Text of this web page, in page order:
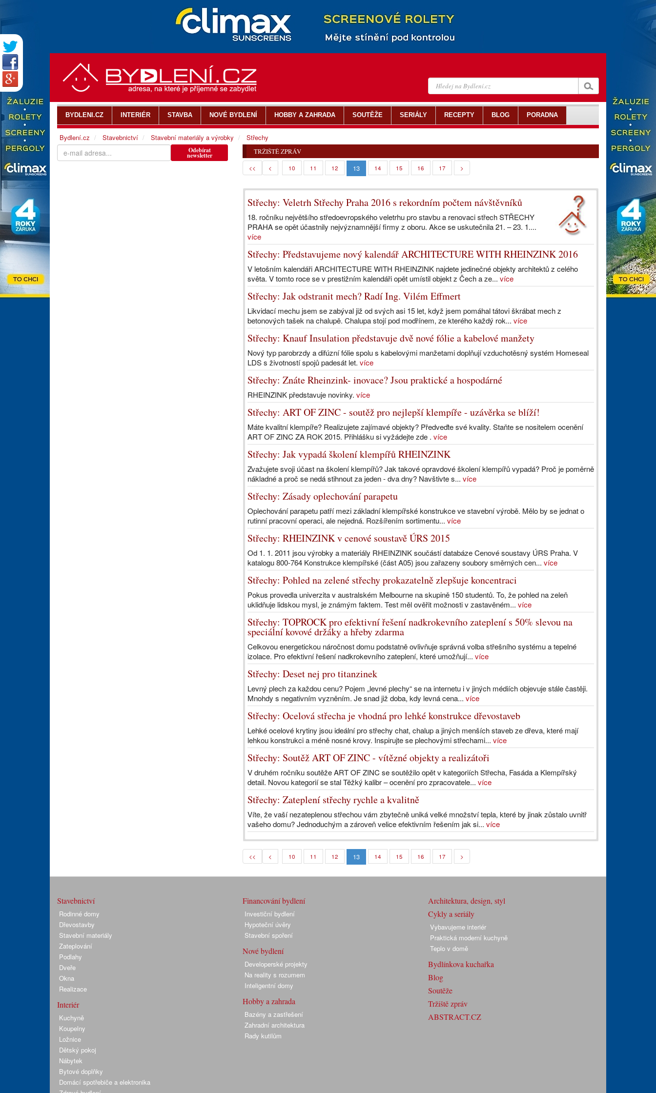
TRŽIŠTĚ ZPRÁV
<< < 10 11 12 13 14 15 16 17 >
Střechy: Veletrh Střechy Praha 2016 s rekordním počtem návštěvníků
18. ročníku největšího středoevropského veletrhu pro stavbu a renovaci střech STŘECHY
PRAHA se opět účastnily nejvýznamnější firmy z oboru. Akce se uskutečnila 21. – 23. 1....
více
Střechy: Představujeme nový kalendář ARCHITECTURE WITH RHEINZINK 2016
V letošním kalendáři ARCHITECTURE WITH RHEINZINK najdete jedinečné objekty architektů z celého
světa. V tomto roce se v prestižním kalendáři opět umístil objekt z Čech a ze... více
Střechy: Jak odstranit mech? Radí Ing. Vilém Effmert
Likvidací mechu jsem se zabýval již od svých asi 15 let, když jsem pomáhal tátovi škrábat mech z
betonových tašek na chalupě. Chalupa stojí pod modřínem, ze kterého každý rok... více
Střechy: Knauf Insulation představuje dvě nové fólie a kabelové manžety
Nový typ parobrzdy a difúzní fólie spolu s kabelovými manžetami doplňují vzduchotěsný systém Homeseal
LDS s životností spojů padesát let. více
Střechy: Znáte Rheinzink- inovace? Jsou praktické a hospodárné
RHEINZINK představuje novinky. více
Střechy: ART OF ZINC - soutěž pro nejlepší klempíře - uzávěrka se blíží!
Máte kvalitní klempíře? Realizujete zajímavé objekty? Předveďte své kvality. Staňte se nositelem ocenění
ART OF ZINC ZA ROK 2015. Přihlášku si vyžádejte zde . více
Střechy: Jak vypadá školení klempířů RHEINZINK
Zvažujete svoji účast na školení klempířů? Jak takové opravdové školení klempířů vypadá? Proč je poměrně
nákladné a proč se nedá stihnout za jeden - dva dny? Navštivte s... více
Střechy: Zásady oplechování parapetu
Oplechování parapetu patří mezi základní klempířské konstrukce ve stavební výrobě. Mělo by se jednat o
rutinní pracovní operaci, ale nejedná. Rozšířením sortimentu... více
Střechy: RHEINZINK v cenové soustavě ÚRS 2015
Od 1. 1. 2011 jsou výrobky a materiály RHEINZINK součástí databáze Cenové soustavy ÚRS Praha. V
katalogu 800-764 Konstrukce klempířské (část A05) jsou zařazeny soubory směrných cen... více
Střechy: Pohled na zelené střechy prokazatelně zlepšuje koncentraci
Pokus provedla univerzita v australském Melbourne na skupině 150 studentů. To, že pohled na zeleň
uklidňuje lidskou mysl, je známým faktem. Test měl ověřit možnosti v zastavěném... více
Střechy: TOPROCK pro efektivní řešení nadkrokevního zateplení s 50% slevou na
speciální kovové držáky a hřeby zdarma
Celkovou energetickou náročnost domu podstatně ovlivňuje správná volba střešního systému a tepelné
izolace. Pro efektivní řešení nadkrokevního zateplení, které umožňují... více
Střechy: Deset nej pro titanzinek
Levný plech za každou cenu? Pojem „levné plechy“ se na internetu i v jiných médiích objevuje stále častěji.
Mnohdy s negativním vyzněním. Je snad již doba, kdy levná cena... více
Střechy: Ocelová střecha je vhodná pro lehké konstrukce dřevostaveb
Lehké ocelové krytiny jsou ideální pro střechy chat, chalup a jiných menších staveb ze dřeva, které mají
lehkou konstrukci a méně nosné krovy. Inspirujte se plechovými střechami... více
Střechy: Soutěž ART OF ZINC - vítězné objekty a realizátoři
V druhém ročníku soutěže ART OF ZINC se soutěžilo opět v kategoriích Střecha, Fasáda a Klempířský
detail. Novou kategorií se stal Těžký kalibr – ocenění pro zpracovatele... více
Střechy: Zateplení střechy rychle a kvalitně
Víte, že vaší nezateplenou střechou vám zbytečně uniká velké množství tepla, které by jinak zůstalo uvnitř
vašeho domu? Jednoduchým a zároveň velice efektivním řešením jak si... více
<< < 10 11 12 13 14 15 16 17 >
Odebírat
newsletter
BYDLENI.CZ INTERIÉR STAVBA NOVÉ BYDLENÍ HOBBY A ZAHRADA SOUTĚŽE SERIÁLY RECEPTY BLOG PORADNA
Bydlení.cz Stavebnictví Stavební materiály a výrobky Střechy
Stavebnictví
Rodinné domy
Dřevostavby
Stavební materiály
Zateplování
Podlahy
Dveře
Okna
Realizace
Interiér
Kuchyně
Koupelny
Ložnice
Dětský pokoj
Nábytek
Bytové doplňky
Domácí spotřebiče a elektronika
Financování bydlení
Investiční bydlení
Hypoteční úvěry
Stavební spoření
Nové bydlení
Developerské projekty
Na reality s rozumem
Inteligentní domy
Hobby a zahrada
Bazény a zastřešení
Zahradní architektura
Rady kutilům
Architektura, design, styl
Cykly a seriály
Vybavujeme interiér
Praktická moderní kuchyně
Teplo v domě
Bydlínkova kuchařka
Blog
Soutěže
Tržiště zpráv
ABSTRACT.CZ